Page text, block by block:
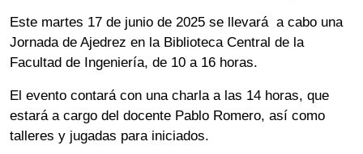
Este martes 17 de junio de 2025 se llevará  a cabo una
Jornada de Ajedrez en la Biblioteca Central de la
Facultad de Ingeniería, de 10 a 16 horas.
El evento contará con una charla a las 14 horas, que
estará a cargo del docente Pablo Romero, así como
talleres y jugadas para iniciados.